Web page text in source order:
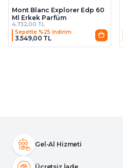
Mont Blanc Explorer Edp 60
Ml Erkek Parfüm
4.732,00 TL
Sepette %25 İndirim
3.549,00 TL
Gel-Al Hizmeti